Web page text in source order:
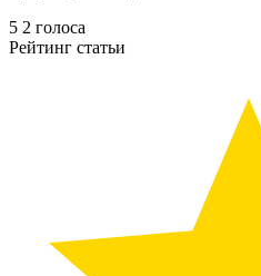
5 2 голоса
Рейтинг статьи